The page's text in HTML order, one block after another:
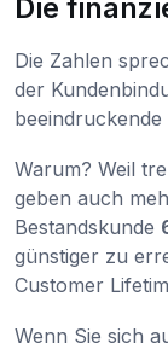
Die
Die Zahlen
der
beeindruckende
Warum? Weil
geben auch
Bestandskunde
günstiger zu
Customer
Wenn Sie sich